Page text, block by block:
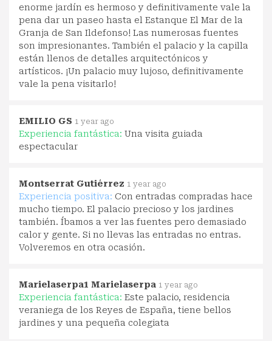
enorme jardín es hermoso y definitivamente vale la
pena dar un paseo hasta el Estanque El Mar de la
Granja de San Ildefonso! Las numerosas fuentes
son impresionantes. También el palacio y la capilla
están llenos de detalles arquitectónicos y
artísticos. ¡Un palacio muy lujoso, definitivamente
vale la pena visitarlo!
EMILIO GS 1 year ago
Experiencia fantástica: Una visita guiada
espectacular
Montserrat Gutiérrez 1 year ago
Experiencia positiva: Con entradas compradas hace
mucho tiempo. El palacio precioso y los jardines
también. Íbamos a ver las fuentes pero demasiado
calor y gente. Si no llevas las entradas no entras.
Volveremos en otra ocasión.
Marielaserpa1 Marielaserpa 1 year ago
Experiencia fantástica: Este palacio, residencia
veraniega de los Reyes de España, tiene bellos
jardines y una pequeña colegiata